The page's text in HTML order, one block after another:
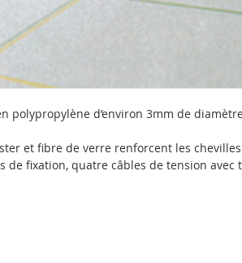
polypropylène d’environ 3mm de
et fibre de verre renforcent les
de fixation, quatre câbles de tension avec